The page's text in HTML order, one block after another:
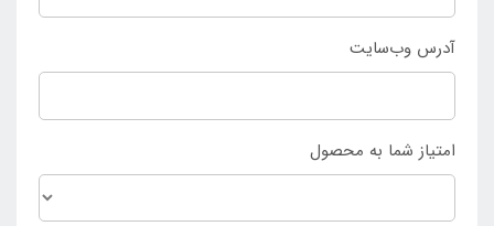
آدرس وب‌سایت
امتیاز شما به محصول